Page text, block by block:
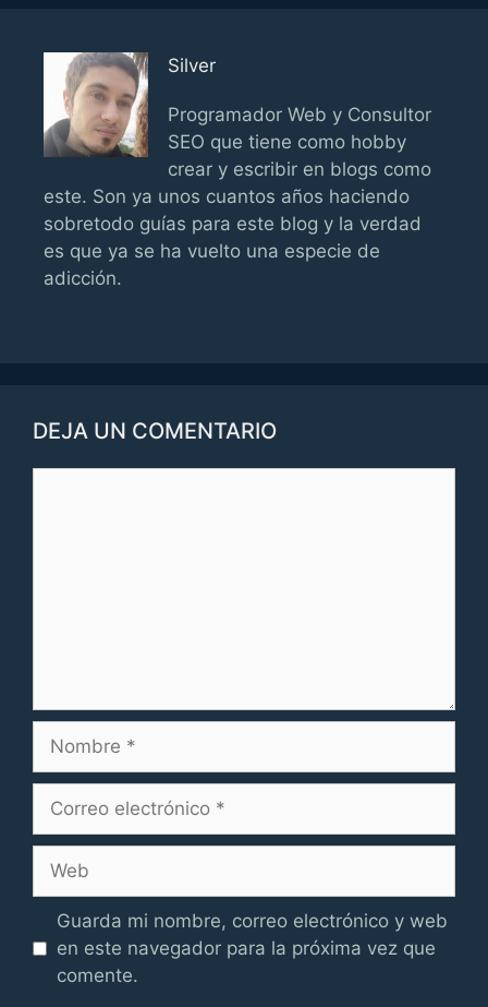
Silver
Programador Web y Consultor
SEO que tiene como hobby
crear y escribir en blogs como
este. Son ya unos cuantos años haciendo
sobretodo guías para este blog y la verdad
es que ya se ha vuelto una especie de
adicción.
DEJA UN COMENTARIO
Nombre
Correo
Web
Guarda mi nombre, correo electrónico y web
en este navegador para la próxima vez que
comente.